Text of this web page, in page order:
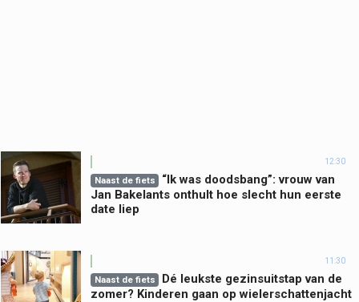
12:30
Naast de fiets
“Ik was doodsbang”: vrouw van
Jan Bakelants onthult hoe slecht hun eerste
date liep
11:30
Naast de fiets
Dé leukste gezinsuitstap van de
zomer? Kinderen gaan op wielerschattenjacht